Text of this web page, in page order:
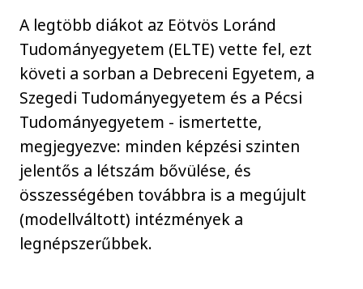
A legtöbb diákot az Eötvös Loránd
Tudományegyetem (ELTE) vette fel, ezt
követi a sorban a Debreceni Egyetem, a
Szegedi Tudományegyetem és a Pécsi
Tudományegyetem - ismertette,
megjegyezve: minden képzési szinten
jelentős a létszám bővülése, és
összességében továbbra is a megújult
(modellváltott) intézmények a
legnépszerűbbek.